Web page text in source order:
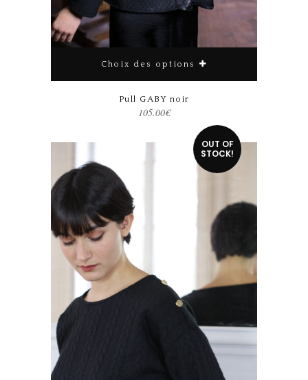
Choix des options
Pull GABY noir
105.00€
OUT OF
STOCK!
Ce produit a plusieurs variations. Les options peuvent être choisies sur la page du produit